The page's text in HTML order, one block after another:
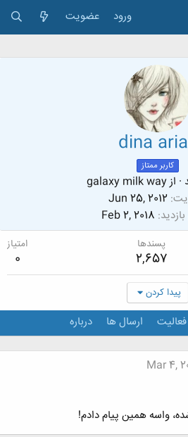
ورود عضویت
dina
کاربر ممتاز
· ازgalaxy milk way
Jun 25, 2012
Feb 2, 2018
پسندها
2,657
امتیاز
0
پیدا کردن
ارسال ها درباره
Mar 4,
واسه همین پیام دادم!